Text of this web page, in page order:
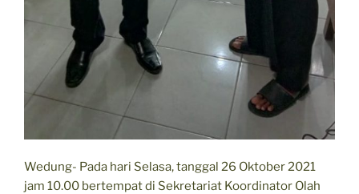
Wedung- Pada hari Selasa, tanggal 26 Oktober 2021
jam 10.00 bertempat di Sekretariat Koordinator Olah